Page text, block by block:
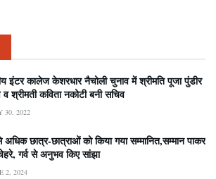
इंटर कालेज केशरधार नैचोली चुनाव में श्रीमति पूजा पुंडीर
व श्रीमती कविता नकोटी बनी सचिव
30, 2022
छात्र-छात्राओं को किया गया सम्मानित,सम्मान पाकर
गर्व से अनुभव किए सांझा
2, 2024